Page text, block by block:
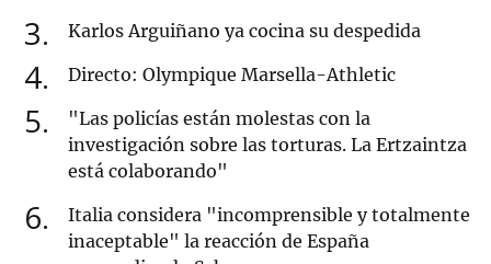
3 Karlos Arguiñano ya cocina su despedida
4 Directo: Olympique Marsella-Athletic
5
"Las policías están molestas con la
investigación sobre las torturas. La Ertzaintza
está colaborando"
6
Italia considera "incomprensible y totalmente
inaceptable" la reacción de España